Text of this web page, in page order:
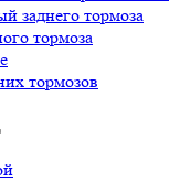
заднего тормоза
тормоза
тормозов